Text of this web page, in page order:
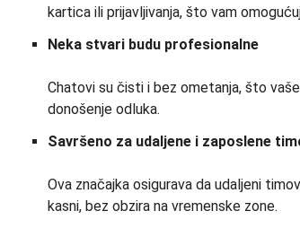
kartica ili prijavljivanja, što vam
Neka stvari budu profesionalne
Chatovi su čisti i bez ometanja, što
donošenje odluka.
Savršeno za udaljene i zaposlene
Ova značajka osigurava da udaljeni
kasni, bez obzira na vremenske zone.